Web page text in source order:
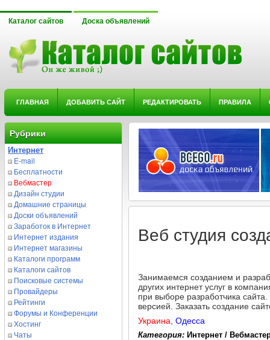
Каталог сайтов Доска объявлений
ГЛАВНАЯ ДОБАВИТЬ САЙТ РЕДАКТИРОВАТЬ ПРАВИЛА
Рубрики
Интернет
E-mail
Бесплатности
Вебмастер
Дизайн студии
Домашние страницы
Доски объявлений
Заработок в Интернет
Интернет издания
Интернет магазины
Каталоги программ
Каталоги сайтов
Поисковые системы
Провайдеры
Рейтинги
Форумы и Конференции
Хостинг
Чаты
Веб студия
Занимаемся созданием и
других интернет услуг в
при выборе разработчика
версией. Заказать создание
Украина Одесса
Категория: Интернет /